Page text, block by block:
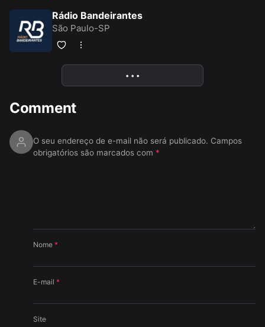
Rádio Bandeirantes
São Paulo-SP
• • •More
Comment
O seu endereço de e-mail não será publicado. Campos
obrigatórios são marcados com *
Nome *
E-mail *
Site